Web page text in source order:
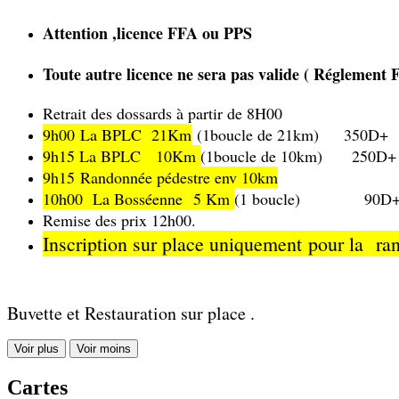
Attention ,licence FFA ou PPS
Toute autre licence ne sera pas valide ( Réglement
Retrait des dossards à partir de 8H00
9h00 La BPLC 21Km (1boucle de 21km) 350D+
9h15 La BPLC 10Km (1boucle de 10km) 250D+
9h15 Randonnée pédestre env 10km
10h00 La Bosséenne 5 Km (1 boucle)
Remise des prix 12h00.
Inscription sur place uniquement pour la
Buvette et Restauration sur place .
Voir plus Voir moins
Cartes